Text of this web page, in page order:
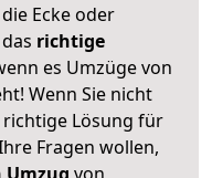
Ecke oder
richtige
es Umzüge von
Wenn Sie nicht
Lösung für
Fragen wollen,